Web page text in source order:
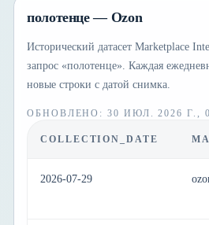
полотенце — Ozon
Исторический датасет Marketplace
запрос «полотенце». Каждая
новые строки с датой снимка.
ОБНОВЛЕНО :30 ИЮЛ. 2026 Г.,
COLLECTION_DATE
2026-07-29